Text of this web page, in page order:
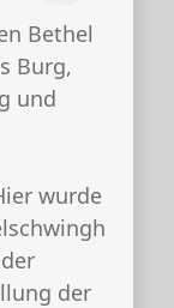
Bethel
Burg,
und
wurde
der